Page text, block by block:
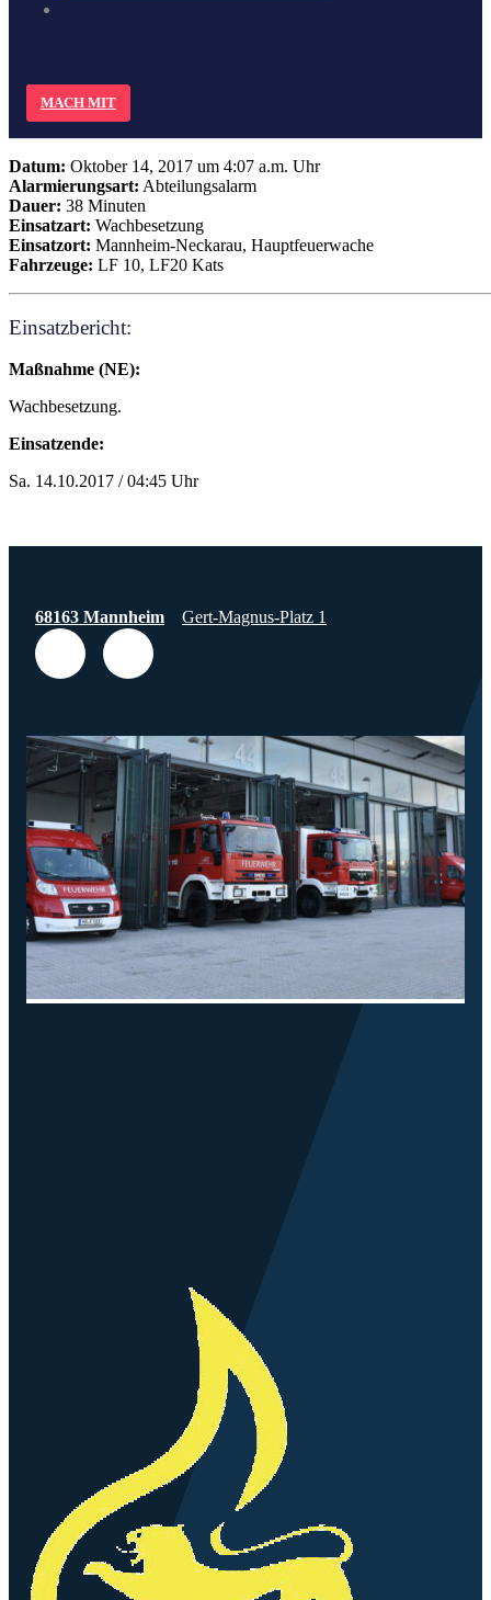
MACH MIT
Datum: Oktober 14, 2017 um 4:07 a.m. Uhr
Alarmierungsart: Abteilungsalarm
Dauer: 38 Minuten
Einsatzart: Wachbesetzung
Einsatzort: Mannheim-Neckarau, Hauptfeuerwache
Fahrzeuge: LF 10, LF20 Kats
Einsatzbericht:
Maßnahme (NE):
Wachbesetzung.
Einsatzende:
Sa. 14.10.2017 / 04:45 Uhr
68163 Mannheim Gert-Magnus-Platz 1